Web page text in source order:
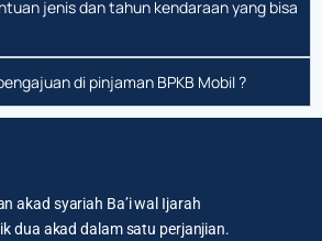
jenis dan tahun kendaraan yang bisa
di pinjaman BPKB Mobil ?
akad syariah Ba’i wal Ijarah
dua akad dalam satu perjanjian.